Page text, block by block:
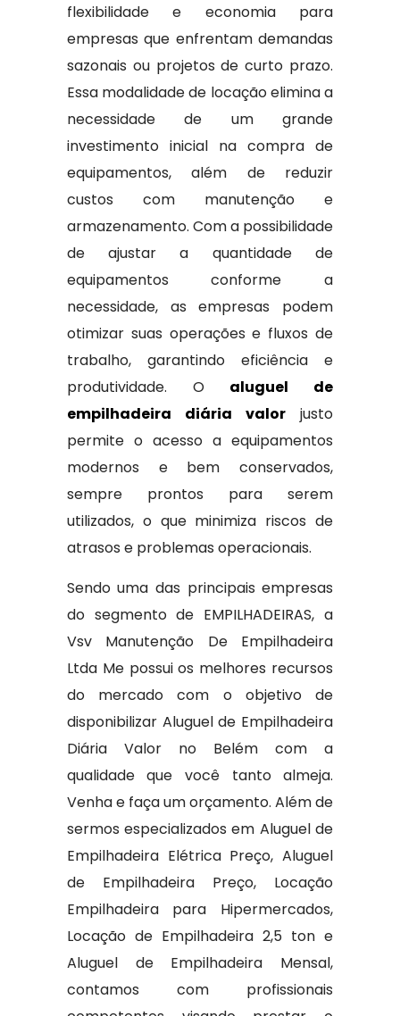
flexibilidade e economia para
empresas que enfrentam demandas
sazonais ou projetos de curto prazo.
Essa modalidade de locação elimina a
necessidade de um grande
investimento inicial na compra de
equipamentos, além de reduzir
custos com manutenção e
armazenamento. Com a possibilidade
de ajustar a quantidade de
equipamentos conforme a
necessidade, as empresas podem
otimizar suas operações e fluxos de
trabalho, garantindo eficiência e
produtividade. O aluguel de
empilhadeira diária valor justo
permite o acesso a equipamentos
modernos e bem conservados,
sempre prontos para serem
utilizados, o que minimiza riscos de
atrasos e problemas operacionais.
Sendo uma das principais empresas
do segmento de EMPILHADEIRAS, a
Vsv Manutenção De Empilhadeira
Ltda Me possui os melhores recursos
do mercado com o objetivo de
disponibilizar Aluguel de Empilhadeira
Diária Valor no Belém com a
qualidade que você tanto almeja.
Venha e faça um orçamento. Além de
sermos especializados em Aluguel de
Empilhadeira Elétrica Preço, Aluguel
de Empilhadeira Preço, Locação
Empilhadeira para Hipermercados,
Locação de Empilhadeira 2,5 ton e
Aluguel de Empilhadeira Mensal,
contamos com profissionais